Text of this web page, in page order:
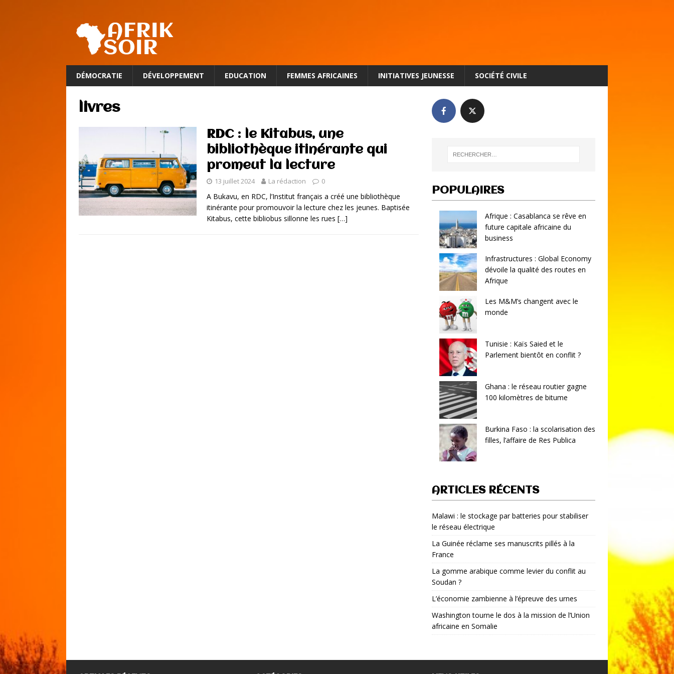
DÉMOCRATIE DÉVELOPPEMENT EDUCATION FEMMES AFRICAINES INITIATIVES JEUNESSE SOCIÉTÉ CIVILE
livres
RDC : le Kitabus, une
bibliothèque itinérante qui
promeut la lecture
13 juillet 2024 La rédaction 0
A Bukavu, en RDC, l’Institut français a créé une bibliothèque
itinérante pour promouvoir la lecture chez les jeunes. Baptisée
Kitabus, cette bibliobus sillonne les rues […]
POPULAIRES
Afrique : Casablanca se rêve en
future capitale africaine du
business
Infrastructures : Global Economy
dévoile la qualité des routes en
Afrique
Les M&M’s changent avec le
monde
Tunisie : Kaïs Saied et le
Parlement bientôt en conflit ?
Ghana : le réseau routier gagne
100 kilomètres de bitume
Burkina Faso : la scolarisation des
filles, l’affaire de Res Publica
ARTICLES RÉCENTS
Malawi : le stockage par batteries pour stabiliser
le réseau électrique
La Guinée réclame ses manuscrits pillés à la
France
La gomme arabique comme levier du conflit au
Soudan ?
L’économie zambienne à l’épreuve des urnes
Washington tourne le dos à la mission de l’Union
africaine en Somalie